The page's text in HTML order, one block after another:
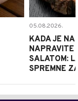
05.08.2026.
KADA JE
NAPRAVITE
SALATOM:
SPREMNE